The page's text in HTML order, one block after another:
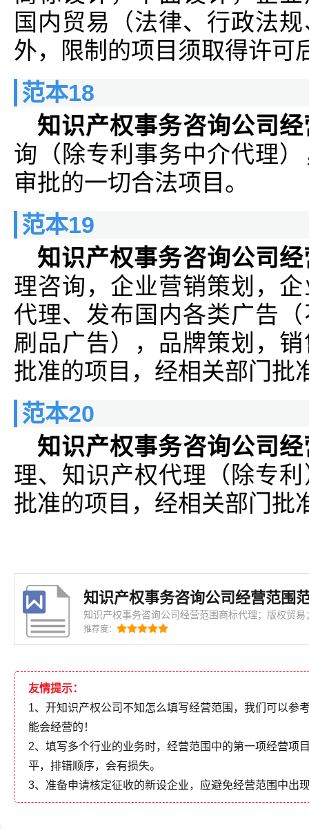
国内贸易（法律、行政法
外，限制的项目须取得许可
范本18
知识产权事务咨询公司
询（除专利事务中介代理
审批的一切合法项目。
范本19
知识产权事务咨询公司
理咨询，企业营销策划，
代理、发布国内各类广告
刷品广告），品牌策划，
批准的项目，经相关部门批
范本20
知识产权事务咨询公司
理、知识产权代理（除专
批准的项目，经相关部门批
知识产权事务咨询公司经营范围
知识产权事务咨询公司经营范围商标代理；版权贸
询、技术服务；经济贸易咨询；企业管理咨询；会
项目，开展经营活动；依法须经批准的项目，经相
推荐度：
友情提示：
1、开知识产权公司不知怎么填写经营范围，我们可以参
能会经营的！
2、填写多个行业的业务时，经营范围中的第一项经营项
平，排错顺序，会有损失。
3、准备申请核定征收的新设企业，应避免经营范围中出